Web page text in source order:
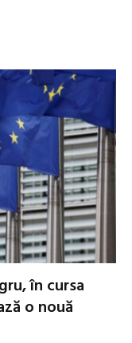
în cursa
o nouă